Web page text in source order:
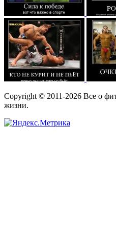
Copyright © 2011-2026 Все о
жизни.